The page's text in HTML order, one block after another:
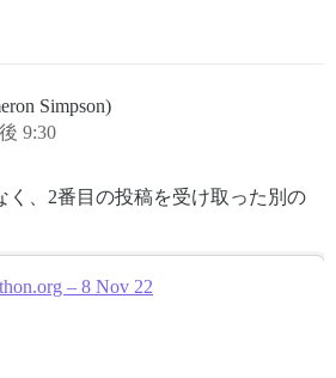
Simpson)
9:30
く、2番目の投稿を受け取った別の
– 8 Nov 22